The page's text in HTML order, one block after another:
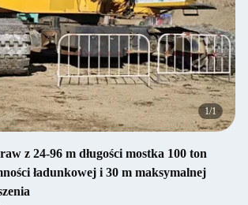
1/1
z 24-96 m długości mostka 100 ton
ładunkowej i 30 m maksymalnej